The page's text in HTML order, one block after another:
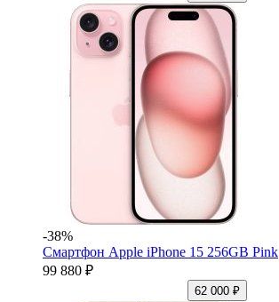
-38%
Смартфон Apple iPhone 15 256GB Pink
99 880 ₽
62 000 ₽